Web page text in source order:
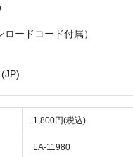
ロードコード付属）
(JP)
1,800円(税込)
LA-11980